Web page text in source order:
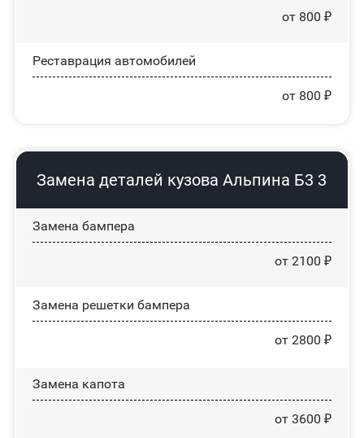
от 800 ₽
Реставрация автомобилей
от 800 ₽
Замена деталей кузова Альпина Б3 3
Замена бампера
от 2100 ₽
Замена решетки бампера
от 2800 ₽
Замена капота
от 3600 ₽